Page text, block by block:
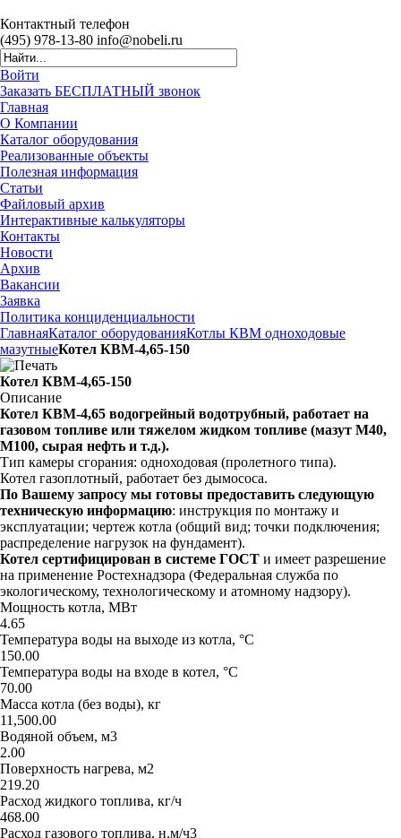
Контактный телефон
(495) 978-13-80 info@nobeli.ru
Войти
Заказать БЕСПЛАТНЫЙ звонок
Главная
О Компании
Каталог оборудования
Реализованные объекты
Полезная информация
Статьи
Файловый архив
Интерактивные калькуляторы
Контакты
Новости
Архив
Вакансии
Заявка
Политика конциденциальности
ГлавнаяКаталог оборудованияКотлы КВМ одноходовые
мазутныеКотел КВМ-4,65-150
Котел КВМ-4,65-150
Описание
Котел КВМ-4,65 водогрейный водотрубный, работает на
газовом топливе или тяжелом жидком топливе (мазут М40,
М100, сырая нефть и т.д.).
Тип камеры сгорания: одноходовая (пролетного типа).
Котел газоплотный, работает без дымососа.
По Вашему запросу мы готовы предоставить следующую
техническую информацию: инструкция по монтажу и
эксплуатации; чертеж котла (общий вид; точки подключения;
распределение нагрузок на фундамент).
Котел сертифицирован в системе ГОСТ и имеет разрешение
на применение Ростехнадзора (Федеральная служба по
экологическому, технологическому и атомному надзору).
Мощность котла, МВт
4.65
Температура воды на выходе из котла, °С
150.00
Температура воды на входе в котел, °С
70.00
Масса котла (без воды), кг
11,500.00
Водяной объем, м3
2.00
Поверхность нагрева, м2
219.20
Расход жидкого топлива, кг/ч
468.00
Расход газового топлива, н.м/ч3